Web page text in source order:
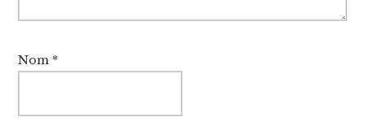
Nom *